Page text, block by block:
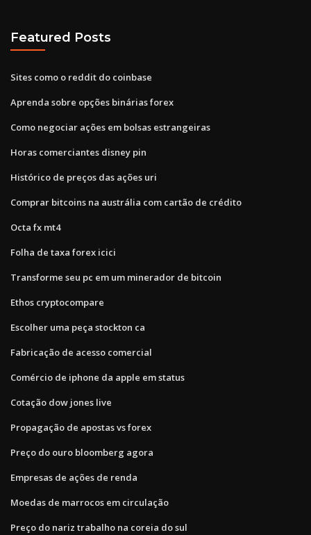
Featured Posts
Sites como o reddit do coinbase
Aprenda sobre opções binárias forex
Como negociar ações em bolsas estrangeiras
Horas comerciantes disney pin
Histórico de preços das ações uri
Comprar bitcoins na austrália com cartão de crédito
Octa fx mt4
Folha de taxa forex icici
Transforme seu pc em um minerador de bitcoin
Ethos cryptocompare
Escolher uma peça stockton ca
Fabricação de acesso comercial
Comércio de iphone da apple em status
Cotação dow jones live
Propagação de apostas vs forex
Preço do ouro bloomberg agora
Empresas de ações de renda
Moedas de marrocos em circulação
Preço do nariz trabalho na coreia do sul